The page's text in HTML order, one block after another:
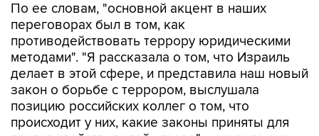
По ее словам, "основной акцент в наших
переговорах был в том, как
противодействовать террору юридическими
методами". "Я рассказала о том, что Израиль
делает в этой сфере, и представила наш новый
закон о борьбе с террором, выслушала
позицию российских коллег о том, что
происходит у них, какие законы приняты для